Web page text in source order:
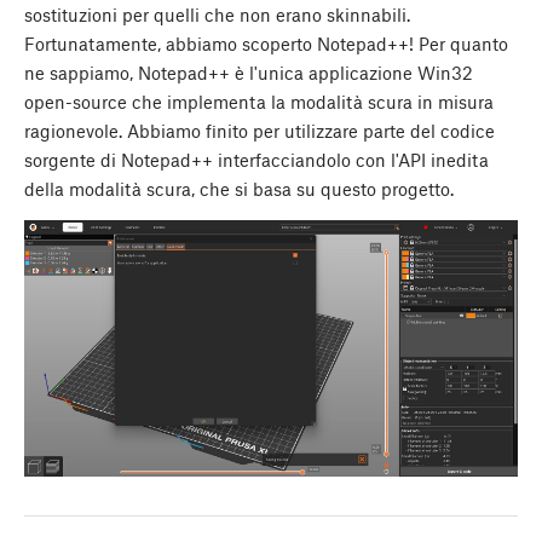
sostituzioni per quelli che non erano skinnabili.
Fortunatamente, abbiamo scoperto Notepad++! Per quanto
ne sappiamo, Notepad++ è l'unica applicazione Win32
open-source che implementa la modalità scura in misura
ragionevole. Abbiamo finito per utilizzare parte del codice
sorgente di Notepad++ interfacciandolo con l'API inedita
della modalità scura, che si basa su questo progetto.